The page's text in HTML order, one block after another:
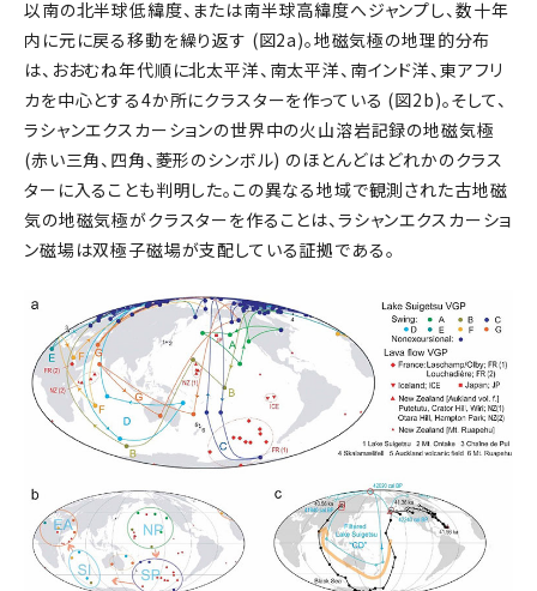
以南の北半球低緯度、または南半球高緯度へジャンプし、数十年
内に元に戻る移動を繰り返す (図2a)。地磁気極の地理的分布
は、おおむね年代順に北太平洋、南太平洋、南インド洋、東アフリ
カを中心とする4か所にクラスターを作っている (図2b)。そして、
ラシャンエクスカーションの世界中の火山溶岩記録の地磁気極
(赤い三角、四角、菱形のシンボル) のほとんどはどれかのクラス
ターに入ることも判明した。この異なる地域で観測された古地磁
気の地磁気極がクラスターを作ることは、ラシャンエクスカーショ
ン磁場は双極子磁場が支配している証拠である。